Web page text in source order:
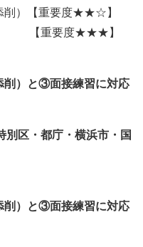
削）【重要度★★☆】
【重要度★★★】
削）と③面接練習に対応
別区・都庁・横浜市・国
削）と③面接練習に対応